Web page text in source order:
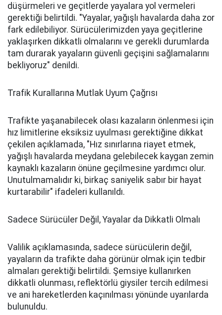
düşürmeleri ve geçitlerde yayalara yol vermeleri
gerektiği belirtildi. "Yayalar, yağışlı havalarda daha zor
fark edilebiliyor. Sürücülerimizden yaya geçitlerine
yaklaşırken dikkatli olmalarını ve gerekli durumlarda
tam durarak yayaların güvenli geçişini sağlamalarını
bekliyoruz" denildi.
Trafik Kurallarına Mutlak Uyum Çağrısı
Trafikte yaşanabilecek olası kazaların önlenmesi için
hız limitlerine eksiksiz uyulması gerektiğine dikkat
çekilen açıklamada, "Hız sınırlarına riayet etmek,
yağışlı havalarda meydana gelebilecek kaygan zemin
kaynaklı kazaların önüne geçilmesine yardımcı olur.
Unutulmamalıdır ki, birkaç saniyelik sabır bir hayat
kurtarabilir" ifadeleri kullanıldı.
Sadece Sürücüler Değil, Yayalar da Dikkatli Olmalı
Valilik açıklamasında, sadece sürücülerin değil,
yayaların da trafikte daha görünür olmak için tedbir
almaları gerektiği belirtildi. Şemsiye kullanırken
dikkatli olunması, reflektörlü giysiler tercih edilmesi
ve ani hareketlerden kaçınılması yönünde uyarılarda
bulunuldu.